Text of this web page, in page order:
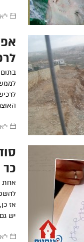
בתום
אחת
אז
יש